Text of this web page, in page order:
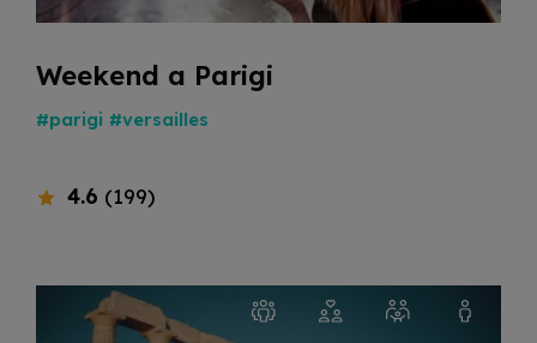
Weekend a Parigi
#parigi #versailles
4.6 (199)